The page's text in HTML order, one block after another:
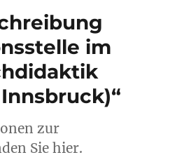
im
zur
Sie hier.